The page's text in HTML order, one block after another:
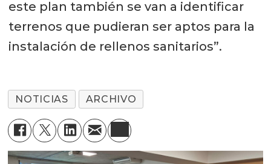
este plan también se van a identificar
terrenos que pudieran ser aptos para la
instalación de rellenos sanitarios”.
NOTICIAS ARCHIVO